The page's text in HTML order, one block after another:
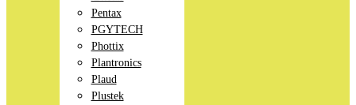
Pentax
PGYTECH
Phottix
Plantronics
Plaud
Plustek